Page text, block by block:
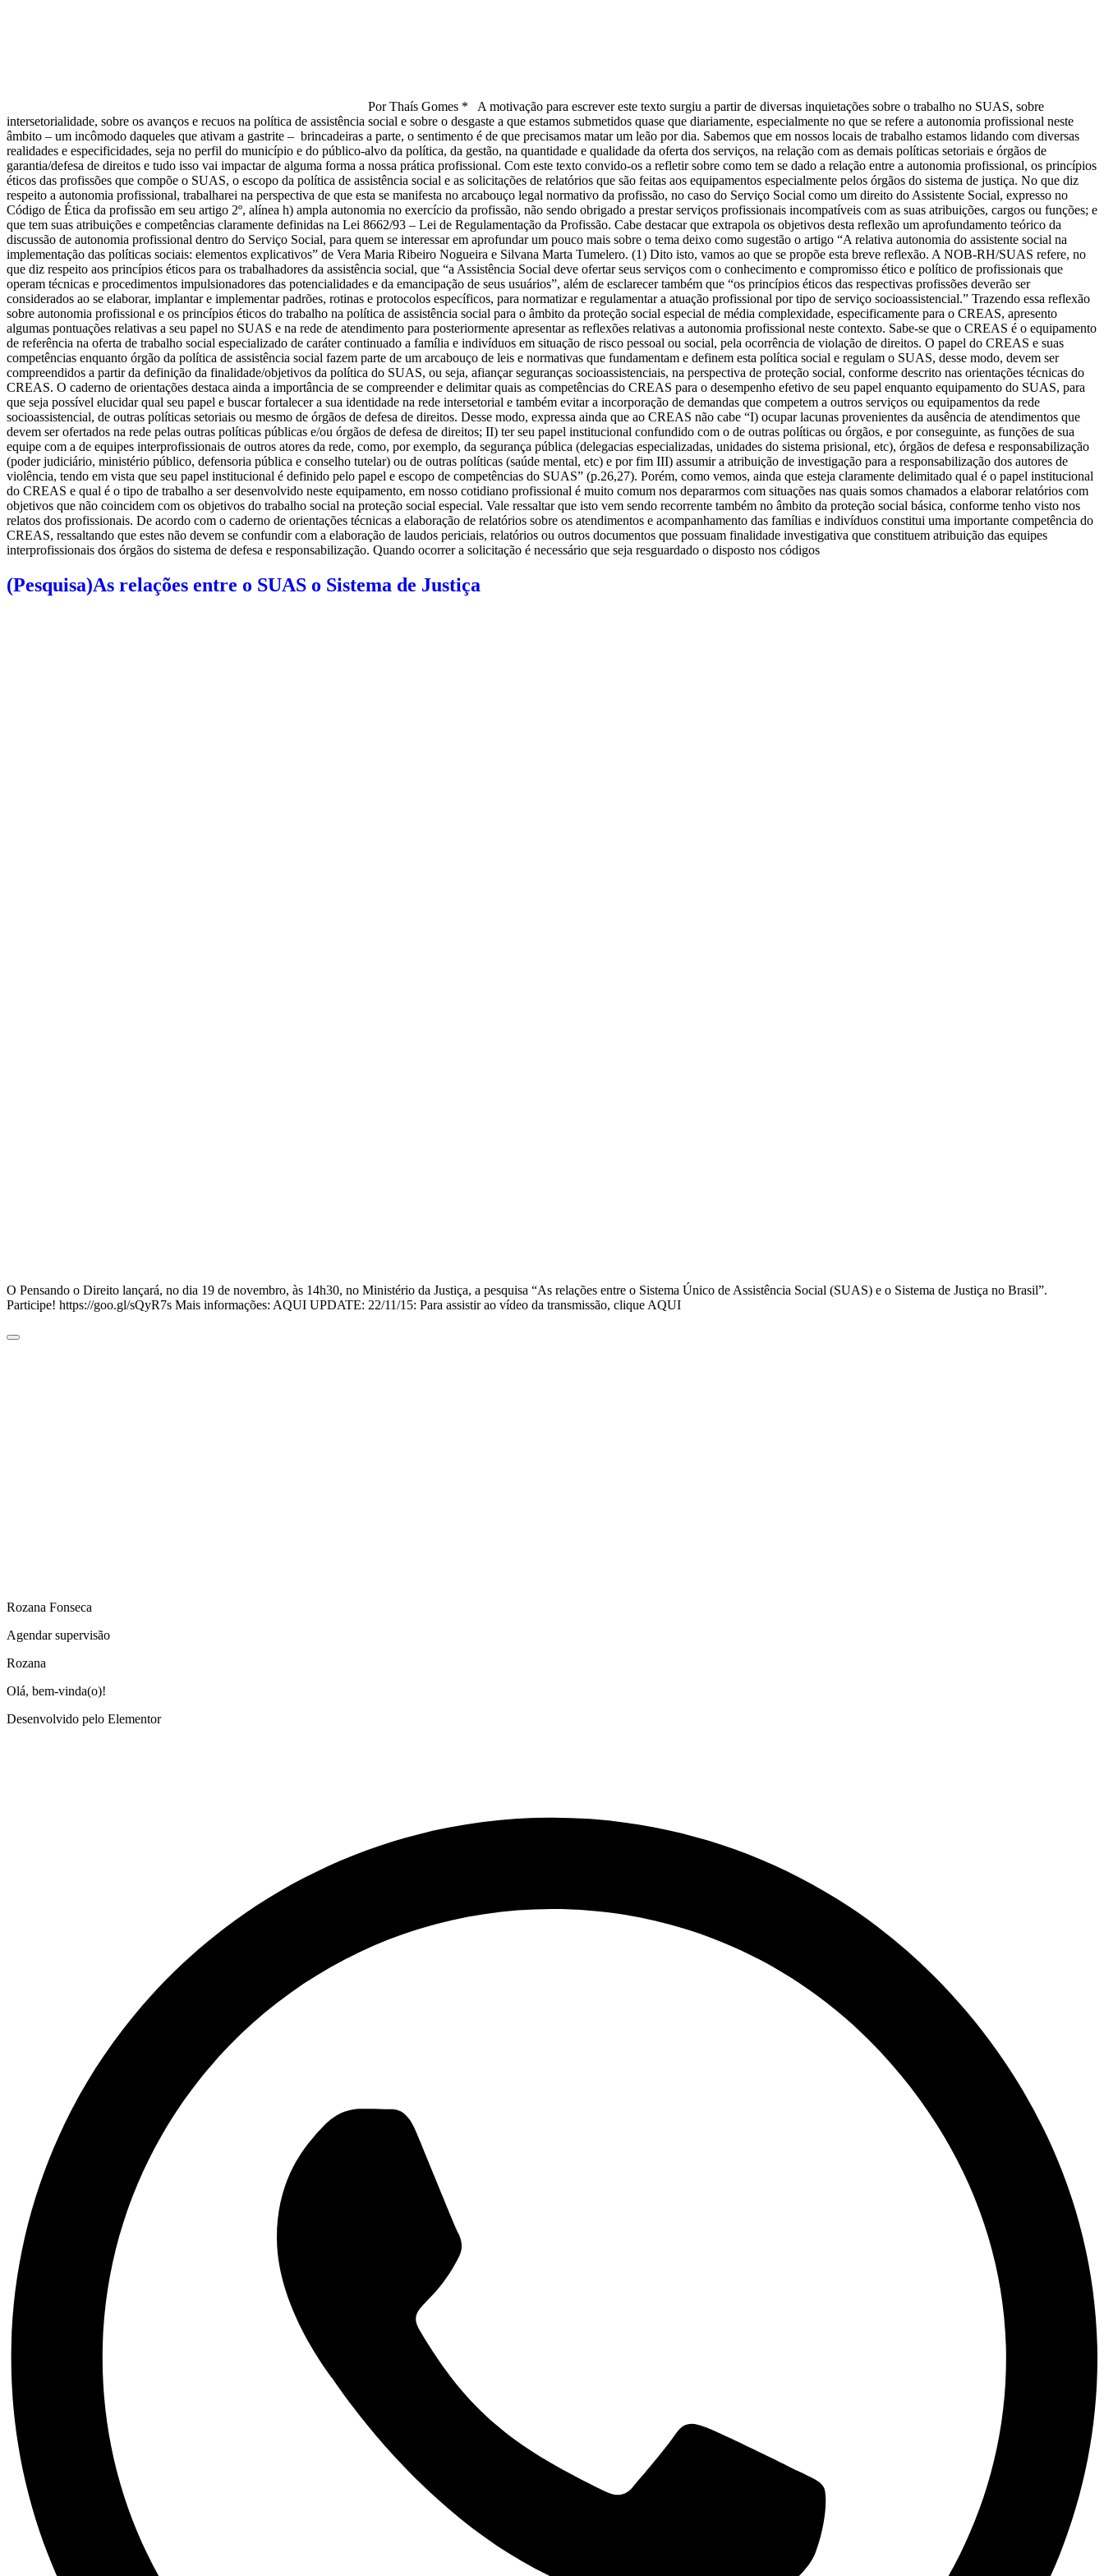
Por Thaís Gomes * A motivação para escrever este texto surgiu a partir de diversas inquietações sobre o trabalho no SUAS, sobre
intersetorialidade, sobre os avanços e recuos na política de assistência social e sobre o desgaste a que estamos submetidos quase que diariamente, especialmente no que se refere a autonomia profissional neste
âmbito – um incômodo daqueles que ativam a gastrite – brincadeiras a parte, o sentimento é de que precisamos matar um leão por dia. Sabemos que em nossos locais de trabalho estamos lidando com diversas
realidades e especificidades, seja no perfil do município e do público-alvo da política, da gestão, na quantidade e qualidade da oferta dos serviços, na relação com as demais políticas setoriais e órgãos de
garantia/defesa de direitos e tudo isso vai impactar de alguma forma a nossa prática profissional. Com este texto convido-os a refletir sobre como tem se dado a relação entre a autonomia profissional, os princípios
éticos das profissões que compõe o SUAS, o escopo da política de assistência social e as solicitações de relatórios que são feitas aos equipamentos especialmente pelos órgãos do sistema de justiça. No que diz
respeito a autonomia profissional, trabalharei na perspectiva de que esta se manifesta no arcabouço legal normativo da profissão, no caso do Serviço Social como um direito do Assistente Social, expresso no
Código de Ética da profissão em seu artigo 2º, alínea h) ampla autonomia no exercício da profissão, não sendo obrigado a prestar serviços profissionais incompatíveis com as suas atribuições, cargos ou funções; e
que tem suas atribuições e competências claramente definidas na Lei 8662/93 – Lei de Regulamentação da Profissão. Cabe destacar que extrapola os objetivos desta reflexão um aprofundamento teórico da
discussão de autonomia profissional dentro do Serviço Social, para quem se interessar em aprofundar um pouco mais sobre o tema deixo como sugestão o artigo “A relativa autonomia do assistente social na
implementação das políticas sociais: elementos explicativos” de Vera Maria Ribeiro Nogueira e Silvana Marta Tumelero. (1) Dito isto, vamos ao que se propõe esta breve reflexão. A NOB-RH/SUAS refere, no
que diz respeito aos princípios éticos para os trabalhadores da assistência social, que “a Assistência Social deve ofertar seus serviços com o conhecimento e compromisso ético e político de profissionais que
operam técnicas e procedimentos impulsionadores das potencialidades e da emancipação de seus usuários”, além de esclarecer também que “os princípios éticos das respectivas profissões deverão ser
considerados ao se elaborar, implantar e implementar padrões, rotinas e protocolos específicos, para normatizar e regulamentar a atuação profissional por tipo de serviço socioassistencial.” Trazendo essa reflexão
sobre autonomia profissional e os princípios éticos do trabalho na política de assistência social para o âmbito da proteção social especial de média complexidade, especificamente para o CREAS, apresento
algumas pontuações relativas a seu papel no SUAS e na rede de atendimento para posteriormente apresentar as reflexões relativas a autonomia profissional neste contexto. Sabe-se que o CREAS é o equipamento
de referência na oferta de trabalho social especializado de caráter continuado a família e indivíduos em situação de risco pessoal ou social, pela ocorrência de violação de direitos. O papel do CREAS e suas
competências enquanto órgão da política de assistência social fazem parte de um arcabouço de leis e normativas que fundamentam e definem esta política social e regulam o SUAS, desse modo, devem ser
compreendidos a partir da definição da finalidade/objetivos da política do SUAS, ou seja, afiançar seguranças socioassistenciais, na perspectiva de proteção social, conforme descrito nas orientações técnicas do
CREAS. O caderno de orientações destaca ainda a importância de se compreender e delimitar quais as competências do CREAS para o desempenho efetivo de seu papel enquanto equipamento do SUAS, para
que seja possível elucidar qual seu papel e buscar fortalecer a sua identidade na rede intersetorial e também evitar a incorporação de demandas que competem a outros serviços ou equipamentos da rede
socioassistencial, de outras políticas setoriais ou mesmo de órgãos de defesa de direitos. Desse modo, expressa ainda que ao CREAS não cabe “I) ocupar lacunas provenientes da ausência de atendimentos que
devem ser ofertados na rede pelas outras políticas públicas e/ou órgãos de defesa de direitos; II) ter seu papel institucional confundido com o de outras políticas ou órgãos, e por conseguinte, as funções de sua
equipe com a de equipes interprofissionais de outros atores da rede, como, por exemplo, da segurança pública (delegacias especializadas, unidades do sistema prisional, etc), órgãos de defesa e responsabilização
(poder judiciário, ministério público, defensoria pública e conselho tutelar) ou de outras políticas (saúde mental, etc) e por fim III) assumir a atribuição de investigação para a responsabilização dos autores de
violência, tendo em vista que seu papel institucional é definido pelo papel e escopo de competências do SUAS” (p.26,27). Porém, como vemos, ainda que esteja claramente delimitado qual é o papel institucional
do CREAS e qual é o tipo de trabalho a ser desenvolvido neste equipamento, em nosso cotidiano profissional é muito comum nos depararmos com situações nas quais somos chamados a elaborar relatórios com
objetivos que não coincidem com os objetivos do trabalho social na proteção social especial. Vale ressaltar que isto vem sendo recorrente também no âmbito da proteção social básica, conforme tenho visto nos
relatos dos profissionais. De acordo com o caderno de orientações técnicas a elaboração de relatórios sobre os atendimentos e acompanhamento das famílias e indivíduos constitui uma importante competência do
CREAS, ressaltando que estes não devem se confundir com a elaboração de laudos periciais, relatórios ou outros documentos que possuam finalidade investigativa que constituem atribuição das equipes
interprofissionais dos órgãos do sistema de defesa e responsabilização. Quando ocorrer a solicitação é necessário que seja resguardado o disposto nos códigos
(Pesquisa)As relações entre o SUAS o Sistema de Justiça
O Pensando o Direito lançará, no dia 19 de novembro, às 14h30, no Ministério da Justiça, a pesquisa “As relações entre o Sistema Único de Assistência Social (SUAS) e o Sistema de Justiça no Brasil”.
Participe! https://goo.gl/sQyR7s Mais informações: AQUI UPDATE: 22/11/15: Para assistir ao vídeo da transmissão, clique AQUI
Rozana Fonseca
Agendar supervisão
Rozana
Olá, bem-vinda(o)!
Desenvolvido pelo Elementor